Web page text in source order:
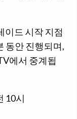
이드 시작 지점
동안 진행되며,
에서 중계됩
10시